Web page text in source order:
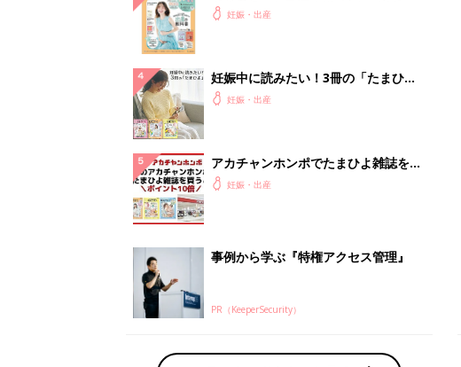
PR（KeeperSecurity）
ランキングをもっと見る
妊娠・出産の人気テーマ
赤ちゃんの名前・名づけ
ら
「まいにちのたまひよ」出産レポート
たまひよのアプリに寄せられた先輩ママの出産